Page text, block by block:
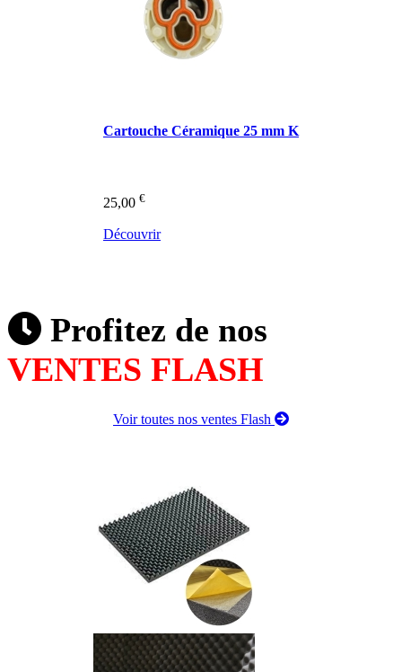
Cartouche Céramique 25 mm K
25,00 €
Découvrir
Profitez de nos
VENTES FLASH
Voir toutes nos ventes Flash